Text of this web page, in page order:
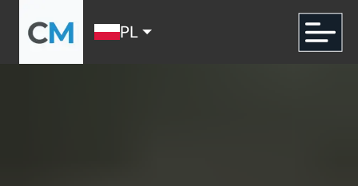
PL